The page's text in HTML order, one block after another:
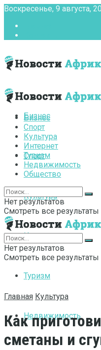
Воскресенье, 9 августа,
Бизнес
Спорт
Культура
Интернет
Туризм
Недвижимость
Бизнес
Спорт
Культура
Интернет
Туризм
Недвижимость
Общество
Нет результатов
Смотреть все результаты
Нет результатов
Смотреть все результаты
Главная Культура
Как
сметаны и